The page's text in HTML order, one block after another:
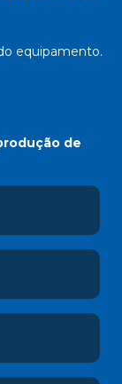
equipamento.
de